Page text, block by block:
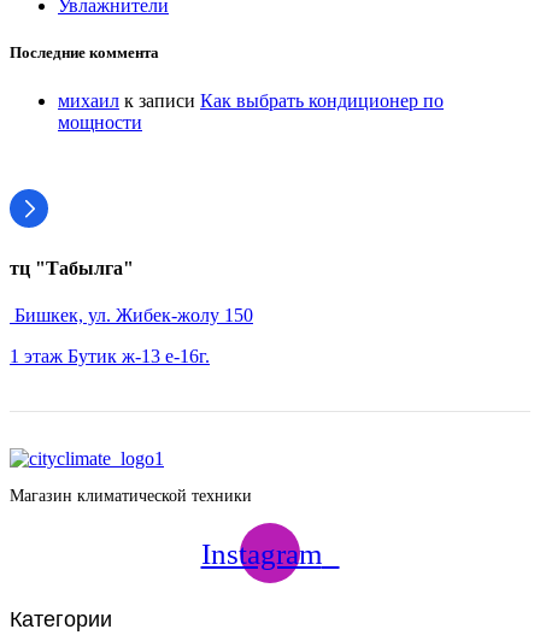
Увлажнители
Последние коммента
михаил к записи Как выбрать кондиционер по
мощности
тц "Табылга"
Бишкек, ул. Жибек-жолу 150
1 этаж Бутик ж-13 е-16г.
Магазин климатической техники
Instagram
Категории